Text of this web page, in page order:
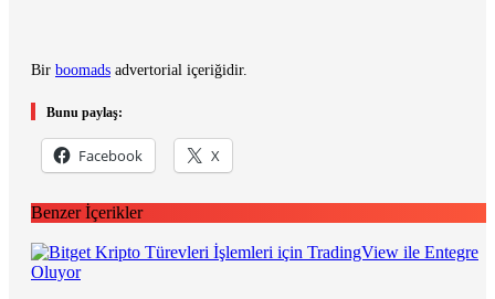
Bir boomads advertorial içeriğidir.
Bunu paylaş:
Facebook X
Benzer İçerikler